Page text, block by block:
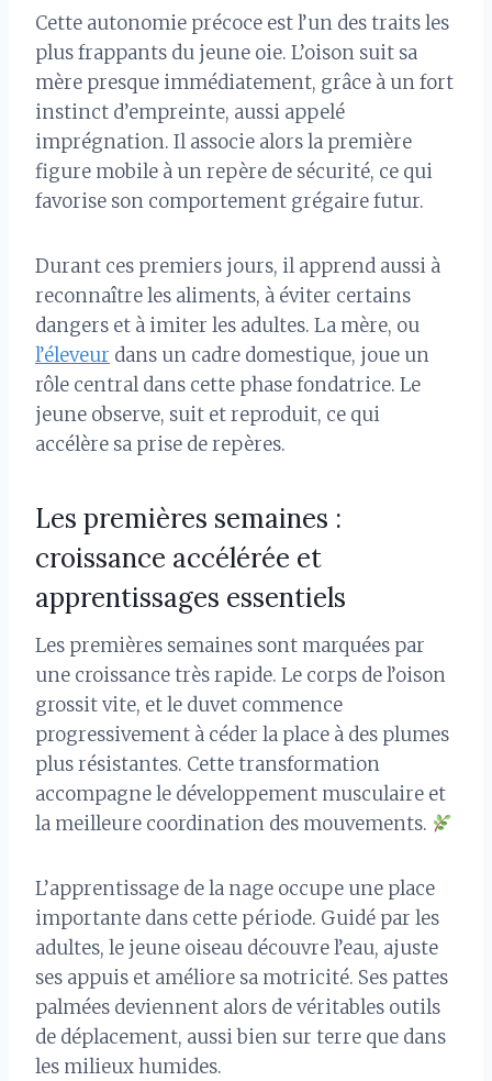
Cette autonomie précoce est l’un des traits les
plus frappants du jeune oie. L’oison suit sa
mère presque immédiatement, grâce à un fort
instinct d’empreinte, aussi appelé
imprégnation. Il associe alors la première
figure mobile à un repère de sécurité, ce qui
favorise son comportement grégaire futur.
Durant ces premiers jours, il apprend aussi à
reconnaître les aliments, à éviter certains
dangers et à imiter les adultes. La mère, ou
l’éleveur dans un cadre domestique, joue un
rôle central dans cette phase fondatrice. Le
jeune observe, suit et reproduit, ce qui
accélère sa prise de repères.
Les premières semaines :
croissance accélérée et
apprentissages essentiels
Les premières semaines sont marquées par
une croissance très rapide. Le corps de l’oison
grossit vite, et le duvet commence
progressivement à céder la place à des plumes
plus résistantes. Cette transformation
accompagne le développement musculaire et
la meilleure coordination des mouvements.
L’apprentissage de la nage occupe une place
importante dans cette période. Guidé par les
adultes, le jeune oiseau découvre l’eau, ajuste
ses appuis et améliore sa motricité. Ses pattes
palmées deviennent alors de véritables outils
de déplacement, aussi bien sur terre que dans
les milieux humides.